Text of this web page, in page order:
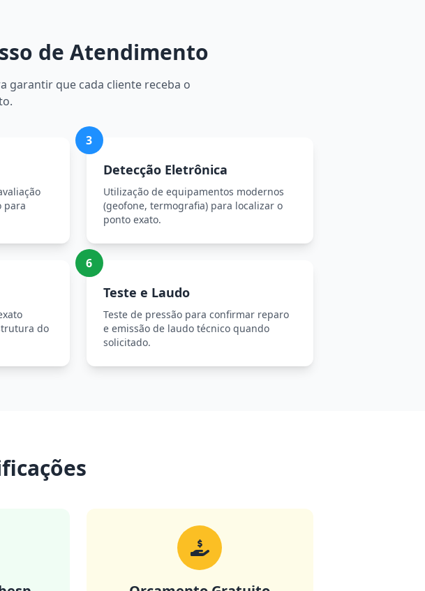
de Atendimento
garantir que cada cliente receba o
para
3
Detecção Eletrônica
Utilização de equipamentos modernos
(geofone, termografia) para localizar o
ponto exato.
do
6
Teste e Laudo
Teste de pressão para confirmar reparo
e emissão de laudo técnico quando
solicitado.